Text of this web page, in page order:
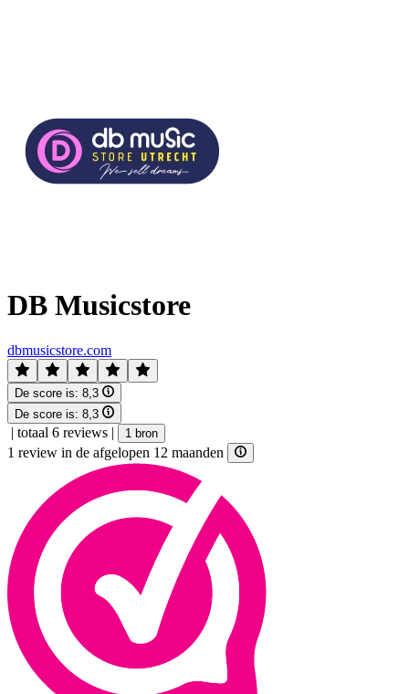
DB Musicstore
dbmusicstore.com
De score is: 8,3
De score is: 8,3
| totaal 6 reviews | 1 bron
1 review in de afgelopen 12 maanden